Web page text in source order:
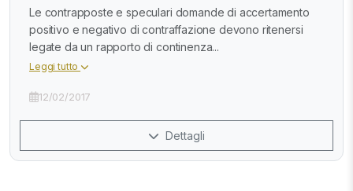
Le contrapposte e speculari domande di accertamento
positivo e negativo di contraffazione devono ritenersi
legate da un rapporto di continenza...
Leggi tutto
12/02/2017
Dettagli